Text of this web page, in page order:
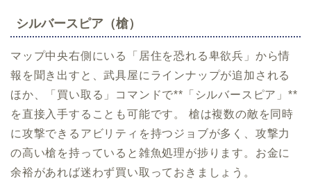
シルバースピア（槍）
マップ中央右側にいる「居住を恐れる卑欲兵」から情
報を聞き出すと、武具屋にラインナップが追加される
ほか、「買い取る」コマンドで**「シルバースピア」**
を直接入手することも可能です。 槍は複数の敵を同時
に攻撃できるアビリティを持つジョブが多く、攻撃力
の高い槍を持っていると雑魚処理が捗ります。お金に
余裕があれば迷わず買い取っておきましょう。